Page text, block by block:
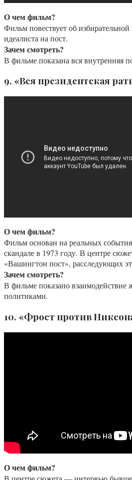
О чем фильм?
Фильм повествует об
идеалиста на пост.
Зачем смотреть?
В фильме показана вся внутренняя
9. «Вся президентская
О чем фильм?
Фильм основан на реальных
скандале в 1973 году. В центре
«Вашингтон пост», расследующих
Зачем смотреть?
В фильме показано взаимодействие
политиками.
10. «Фрост против
О чем фильм?